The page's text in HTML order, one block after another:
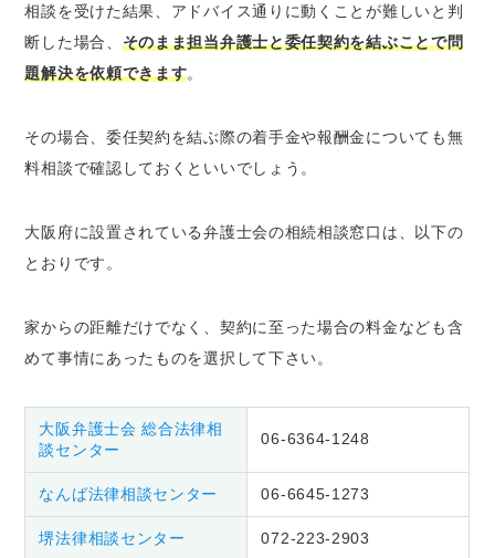
相談を受けた結果、アドバイス通りに動くことが難しいと判
断した場合、 そのまま担当弁護士と委任契約を結ぶことで問
題解決を依頼できます。
その場合、委任契約を結ぶ際の着手金や報酬金についても無
料相談で確認しておくといいでしょう。
大阪府に設置されている弁護士会の相続相談窓口は、以下の
とおりです。
家からの距離だけでなく、契約に至った場合の料金なども含
めて事情にあったものを選択して下さい。
大阪弁護士会 総合法律相
談センター
06-6364-1248
なんば法律相談センター 06-6645-1273
堺法律相談センター 072-223-2903